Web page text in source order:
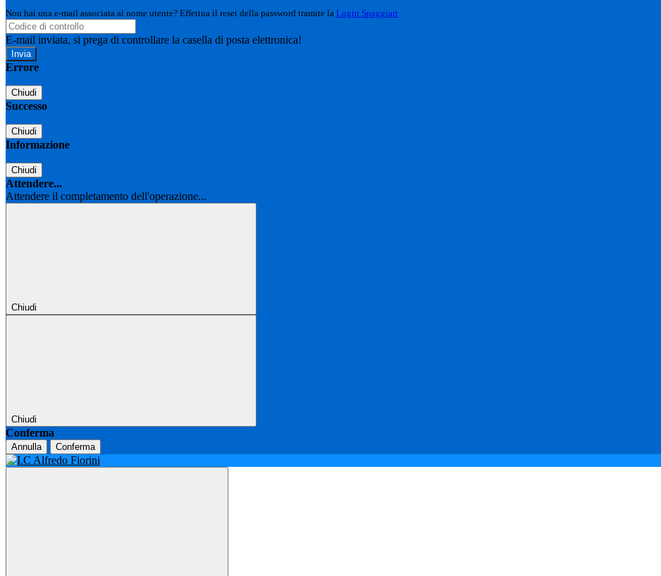
Non hai una e-mail associata al nome utente? Effettua il reset della password tramite la Login Spaggiari
E-mail inviata, si prega di controllare la casella di posta elettronica!
Errore
Chiudi
Successo
Chiudi
Informazione
Chiudi
Attendere...
Attendere il completamento dell'operazione...
Chiudi
Chiudi
Conferma
Annulla Conferma